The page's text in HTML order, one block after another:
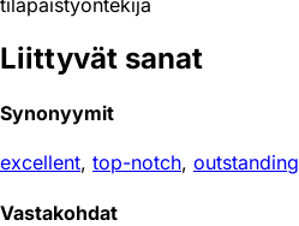
tilapäistyöntekijä
Liittyvät sanat
Synonyymit
excellent, top-notch, outstanding
Vastakohdat